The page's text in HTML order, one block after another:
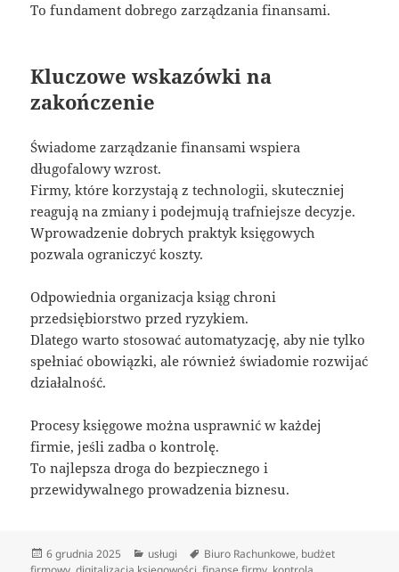
To fundament dobrego zarządzania finansami.
Kluczowe wskazówki na
zakończenie
Świadome zarządzanie finansami wspiera
długofalowy wzrost.
Firmy, które korzystają z technologii, skuteczniej
reagują na zmiany i podejmują trafniejsze decyzje.
Wprowadzenie dobrych praktyk księgowych
pozwala ograniczyć koszty.
Odpowiednia organizacja ksiąg chroni
przedsiębiorstwo przed ryzykiem.
Dlatego warto stosować automatyzację, aby nie tylko
spełniać obowiązki, ale również świadomie rozwijać
działalność.
Procesy księgowe można usprawnić w każdej
firmie, jeśli zadba o kontrolę.
To najlepsza droga do bezpiecznego i
przewidywalnego prowadzenia biznesu.
Data
publikacji
6 grudnia 2025 Kategorie
usługi Tagi
Biuro Rachunkowe, budżet